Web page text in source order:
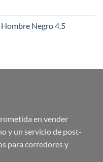
Negro 4.5
en vender
y un servicio de post-
para corredores y